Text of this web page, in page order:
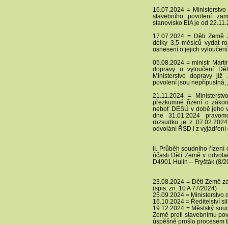
16.07.2024 =
stavebního povolení
stanovisko EIA je od
17.07.2024 = Děti Země
délky 3,5 měsíců vydat
usnesení o jejich
05.08.2024 = ministr
dopravy o vyloučení
Ministerstvo dopravy již
povolení jsou
21.11.2024 =
přezkumné řízení o
neboť DESÚ v době jeho
dne 31.01.2024
rozsudku je z
odvolání ŘSD i z vyjádření
II. Průběh soudního řízení
účasti Dětí Země v
D4901 Hulín – Fryšták (8/
23.08.2024 = Děti Země
(spis. zn. 10 A 77/2024)
25.09.2024 = Ministerstvo
16.10.2024 = Ředitelství
19.12.2024 = Městský
Země proti stavebnímu
úspěšně prošlo procesem